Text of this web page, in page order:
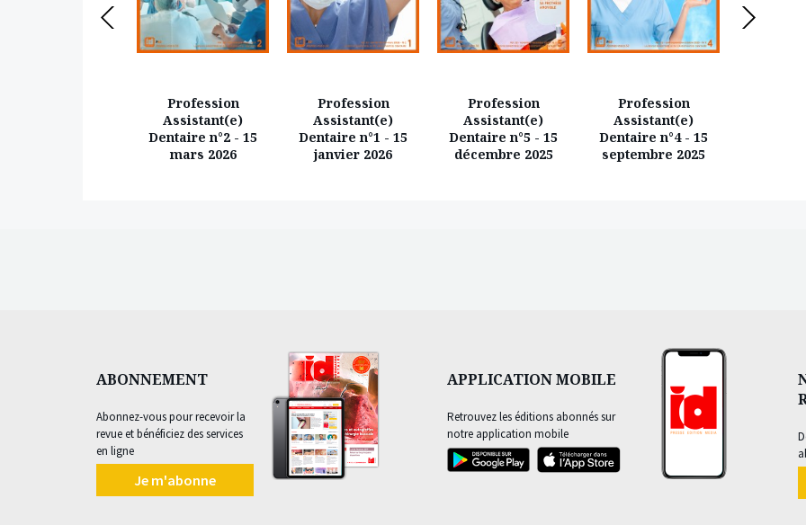
Profession
Assistant(e)
Dentaire n°2 - 15
mars 2026
Profession
Assistant(e)
Dentaire n°1 - 15
janvier 2026
Profession
Assistant(e)
Dentaire n°5 - 15
décembre 2025
Profession
Assistant(e)
Dentaire n°4 - 15
septembre 2025
ABONNEMENT
Abonnez-vous pour recevoir la
revue et bénéficiez des services
en ligne
Je m'abonne
APPLICATION MOBILE
Retrouvez les éditions abonnés sur
notre application mobile